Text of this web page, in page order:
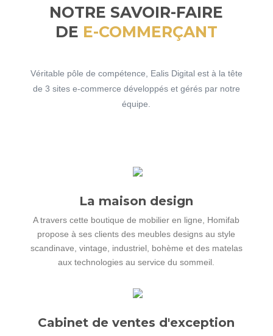
NOTRE SAVOIR-FAIRE
DE E-COMMERÇANT
Véritable pôle de compétence, Ealis Digital est à la tête
de 3 sites e-commerce développés et gérés par notre
équipe.
La maison design
A travers cette boutique de mobilier en ligne, Homifab
propose à ses clients des meubles designs au style
scandinave, vintage, industriel, bohème et des matelas
aux technologies au service du sommeil.
Cabinet de ventes d'exception